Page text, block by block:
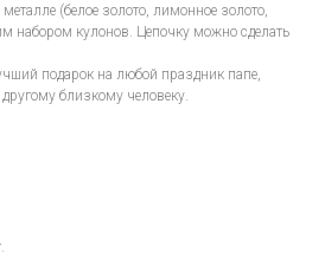
(белое золото, лимонное золото,
набором кулонов. Цепочку можно сделать
подарок на любой праздник папе,
близкому человеку.